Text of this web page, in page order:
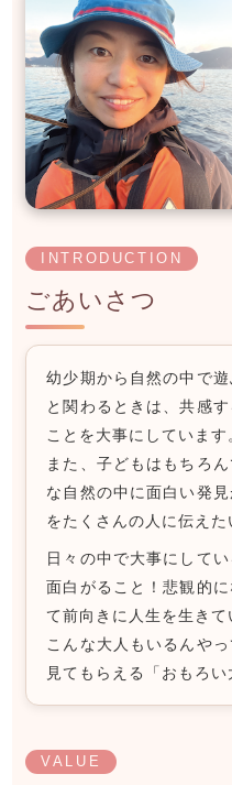
INTRODUCTION
ごあいさつ
幼少期から自然の中で
と関わるときは、共感
ことを大事にしています
また、子どもはもちろ
な自然の中に面白い発
をたくさんの人に伝えた
日々の中で大事にして
面白がること！悲観的
て前向きに人生を生きて
こんな大人もいるんや
見てもらえる「おもろ
VALUE